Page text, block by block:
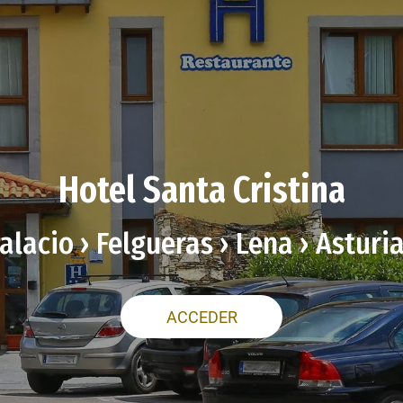
Hotel Santa Cristina
› Felgueras › Lena ›
ACCEDER